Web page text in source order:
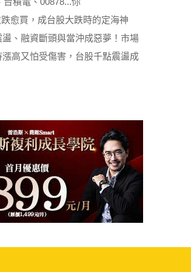
愈買，成台股大跌時的定海神
盪、融資斷頭與當沖成惡夢！市場
漲高又怕受傷害，台股千點震盪成